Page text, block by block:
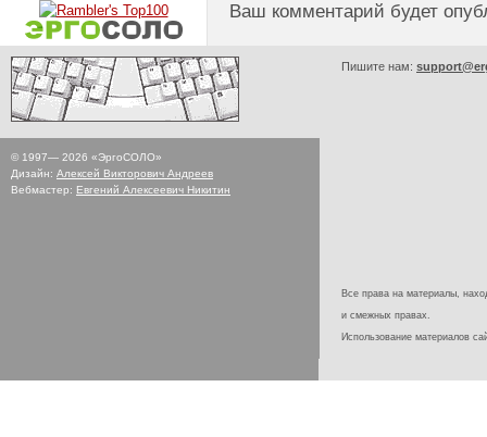
Ваш комментарий будет
© 1997— 2026 «ЭргоСОЛО»
Дизайн: Алексей Викторович Андреев
Вебмастер: Евгений Алексеевич Никитин
Пишите нам:
Все права на материалы,
и смежных правах.
Использование материалов